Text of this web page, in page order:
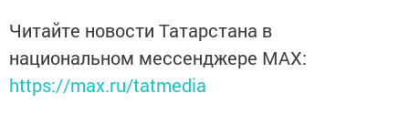
Читайте новости Татарстана в
национальном мессенджере MАХ:
https://max.ru/tatmedia